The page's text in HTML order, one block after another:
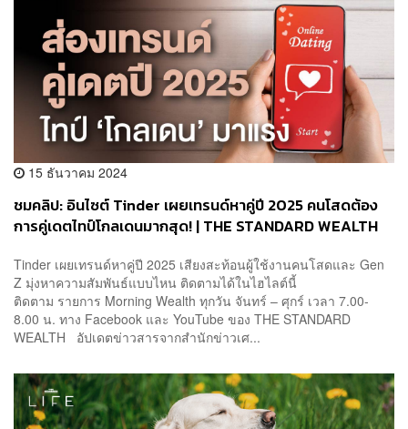
15 ธันวาคม 2024
ชมคลิป: อินไซต์ Tinder เผยเทรนด์หาคู่ปี 2025 คนโสดต้อง
การคู่เดตไทป์โกลเดนมากสุด! | THE STANDARD WEALTH
Tinder เผยเทรนด์หาคู่ปี 2025 เสียงสะท้อนผู้ใช้งานคนโสดและ Gen
Z มุ่งหาความสัมพันธ์แบบไหน ติดตามได้ในไฮไลต์นี้
ติดตาม รายการ Morning Wealth ทุกวัน จันทร์ – ศุกร์ เวลา 7.00-
8.00 น. ทาง Facebook และ YouTube ของ THE STANDARD
WEALTH อัปเดตข่าวสารจากสำนักข่าวเศ...